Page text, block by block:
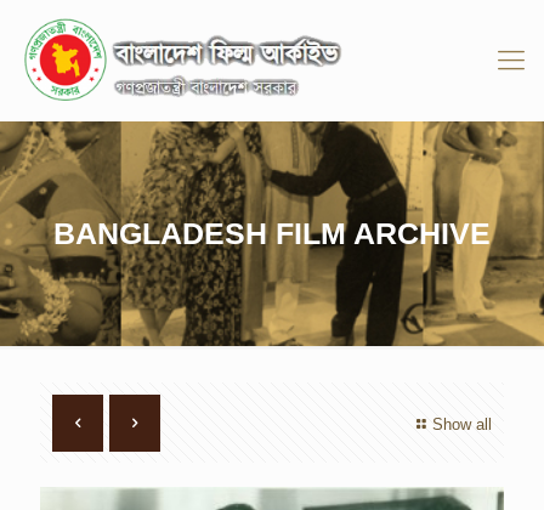
BANGLADESH FILM ARCHIVE
Show all